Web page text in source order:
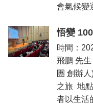
會氣候變
悟變
時間：
飛鵬 先
團 創辦
之旅 地
者以生活